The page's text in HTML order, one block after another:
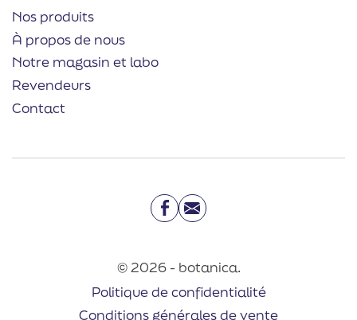
Nos produits
À propos de nous
Notre magasin et labo
Revendeurs
Contact
Facebook
Email
© 2026 - botanica.
Politique de confidentialité
Conditions générales de vente